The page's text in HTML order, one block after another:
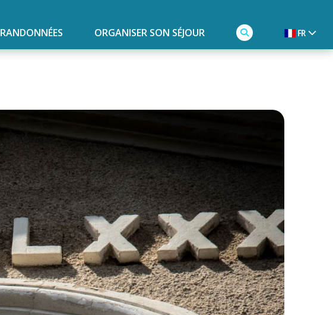
RANDONNÉES ORGANISER SON SÉJOUR FR